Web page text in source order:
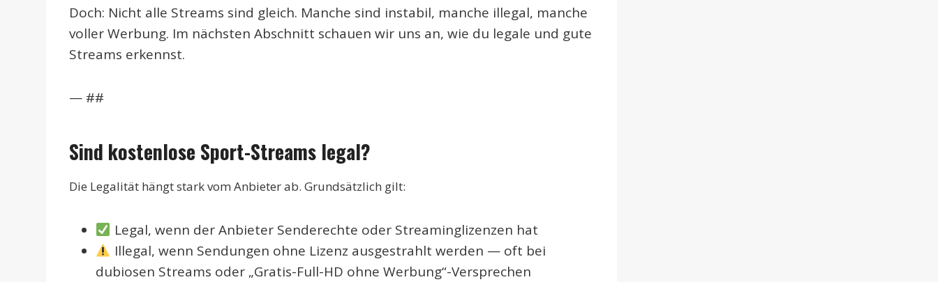
Doch: Nicht alle Streams sind gleich. Manche sind instabil, manche illegal, manche
voller Werbung. Im nächsten Abschnitt schauen wir uns an, wie du legale und gute
Streams erkennst.
— ##
Sind kostenlose Sport-Streams legal?
Die Legalität hängt stark vom Anbieter ab. Grundsätzlich gilt:
Legal, wenn der Anbieter Senderechte oder Streaminglizenzen hat
Illegal, wenn Sendungen ohne Lizenz ausgestrahlt werden — oft bei
dubiosen Streams oder „Gratis-Full-HD ohne Werbung“-Versprechen